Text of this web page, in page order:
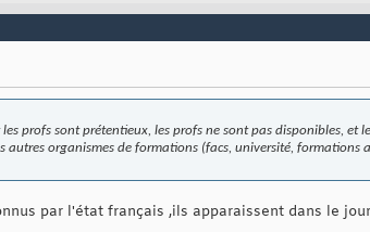
profs sont prétentieux, les profs ne sont pas disponibles, et
autres organismes de formations (facs, université, formations
par l'état français ,ils apparaissent dans le